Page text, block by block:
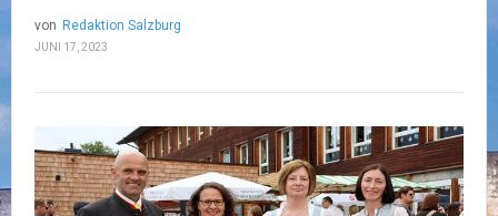
von Redaktion Salzburg
JUNI 17, 2023